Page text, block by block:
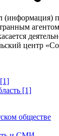
(информация)
центр
[1]
обществе